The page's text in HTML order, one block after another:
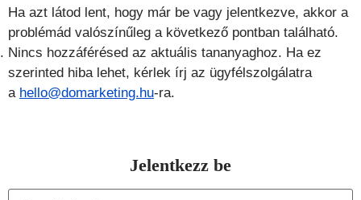
Ha azt látod lent, hogy már be vagy jelentkezve, akkor a
problémád valószínűleg a következő pontban található.
Nincs hozzáférésed az aktuális tananyaghoz. Ha ez
szerinted hiba lehet, kérlek írj az ügyfélszolgálatra
a hello@domarketing.hu-ra.
Jelentkezz be